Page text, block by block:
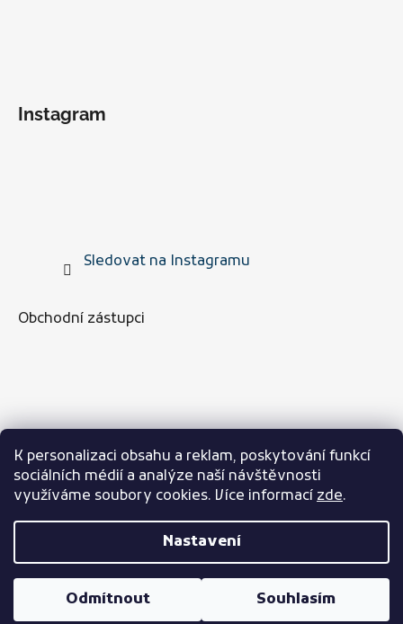
K personalizaci obsahu a reklam, poskytování funkcí
sociálních médií a analýze naší návštěvnosti
využíváme soubory cookies. Více informací zde.
Nastavení
Odmítnout Souhlasím
Instagram
Sledovat na Instagramu
Obchodní zástupci
Vytvořil Shoptet
Copyright 2026Team Sport Zone. Všechna práva